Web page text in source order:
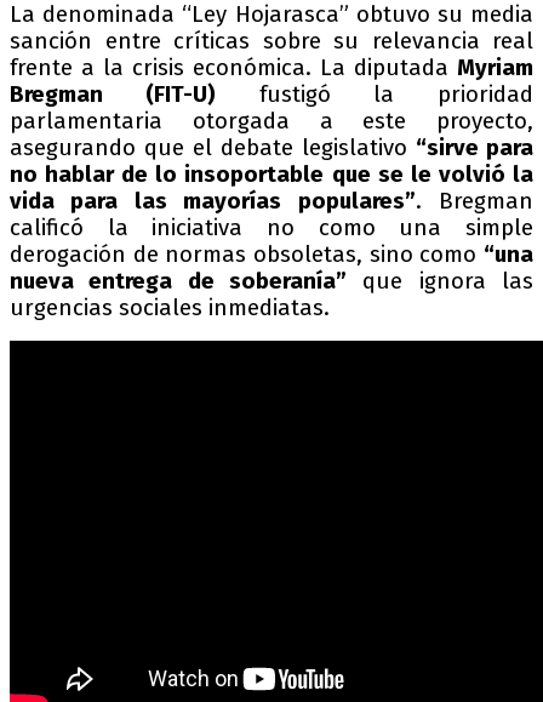
La denominada “Ley Hojarasca” obtuvo su media
sanción entre críticas sobre su relevancia real
frente a la crisis económica. La diputada Myriam
Bregman (FIT-U) fustigó la prioridad
parlamentaria otorgada a este proyecto,
asegurando que el debate legislativo “sirve para
no hablar de lo insoportable que se le volvió la
vida para las mayorías populares”. Bregman
calificó la iniciativa no como una simple
derogación de normas obsoletas, sino como “una
nueva entrega de soberanía” que ignora las
urgencias sociales inmediatas.